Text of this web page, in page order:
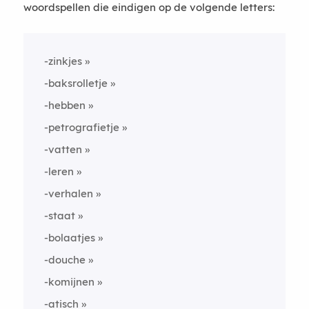
woordspellen die eindigen op de volgende letters:
-zinkjes
-baksrolletje
-hebben
-petrografietje
-vatten
-leren
-verhalen
-staat
-bolaatjes
-douche
-komijnen
-atisch